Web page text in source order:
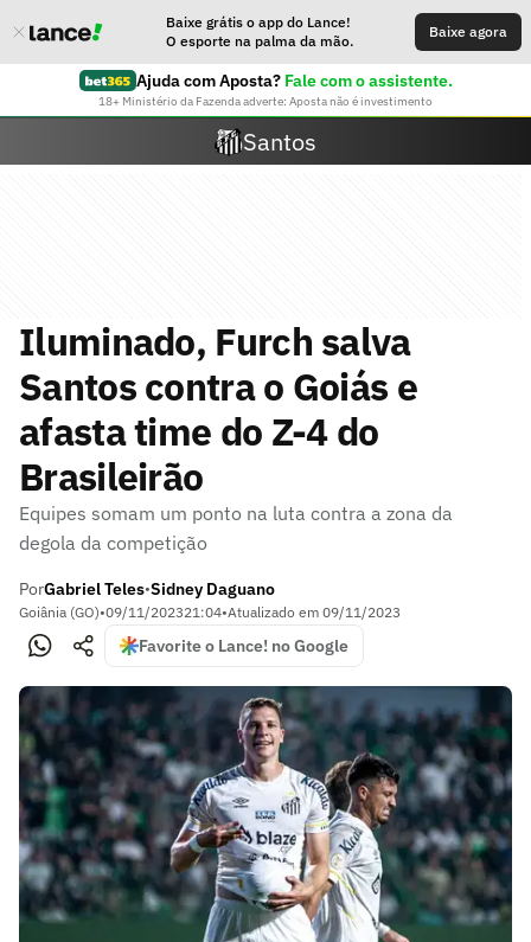
Baixe grátis o app do Lance!
O esporte na palma da mão.
Baixe agora
Ajuda com Aposta? Fale com o assistente.
18+ Ministério da Fazenda adverte: Aposta não é investimento
Santos
Iluminado, Furch salva
Santos contra o Goiás e
afasta time do Z-4 do
Brasileirão
Equipes somam um ponto na luta contra a zona da
degola da competição
PorGabriel Teles•Sidney Daguano
Goiânia (GO)•09/11/202321:04•Atualizado em 09/11/2023
Favorite o Lance! no Google